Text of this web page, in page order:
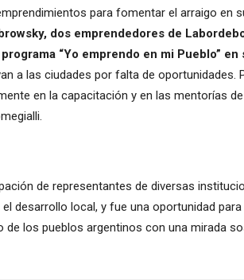
para fomentar el arraigo en
dos emprendedores de
“Yo emprendo en mi Pueblo”
a las ciudades por falta de oportunidades.
en la capacitación y en las mentorías
de representantes de diversas
desarrollo local, y fue una oportunidad
los pueblos argentinos con una mirada